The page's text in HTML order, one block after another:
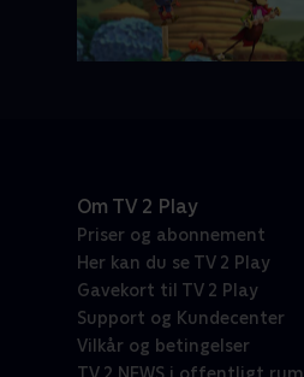
Om TV 2 Play
Priser og abonnement
Her kan du se TV 2 Play
Gavekort til TV 2 Play
Support og Kundecenter
Vilkår og betingelser